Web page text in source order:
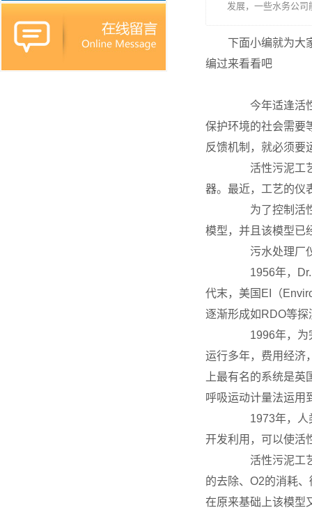
发展，一些水务公
下面小编就为大
编过来看看吧
今年适逢活性
保护环境的社会需要
反馈机制，就必须要
活性污泥工艺
器。最近，工艺的仪
为了控制活性
模型，并且该模型已
污水处理厂
1956年，Dr.
代末，美国EI（
逐渐形成如RDO等探
1996年，为完
运行多年，费用经济
上最有名的系统是
呼吸运动计量法运用
1973年，人类
开发利用，可以使活
活性污泥工艺
的去除、O2的消耗
在原来基础上该模型